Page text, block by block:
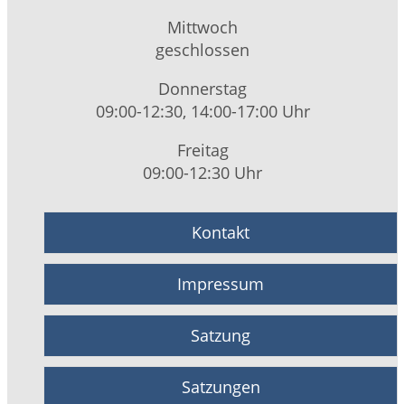
Mittwoch
geschlossen
Donnerstag
09:00-12:30, 14:00-17:00 Uhr
Freitag
09:00-12:30 Uhr
Kontakt
Impressum
Satzung
Satzungen